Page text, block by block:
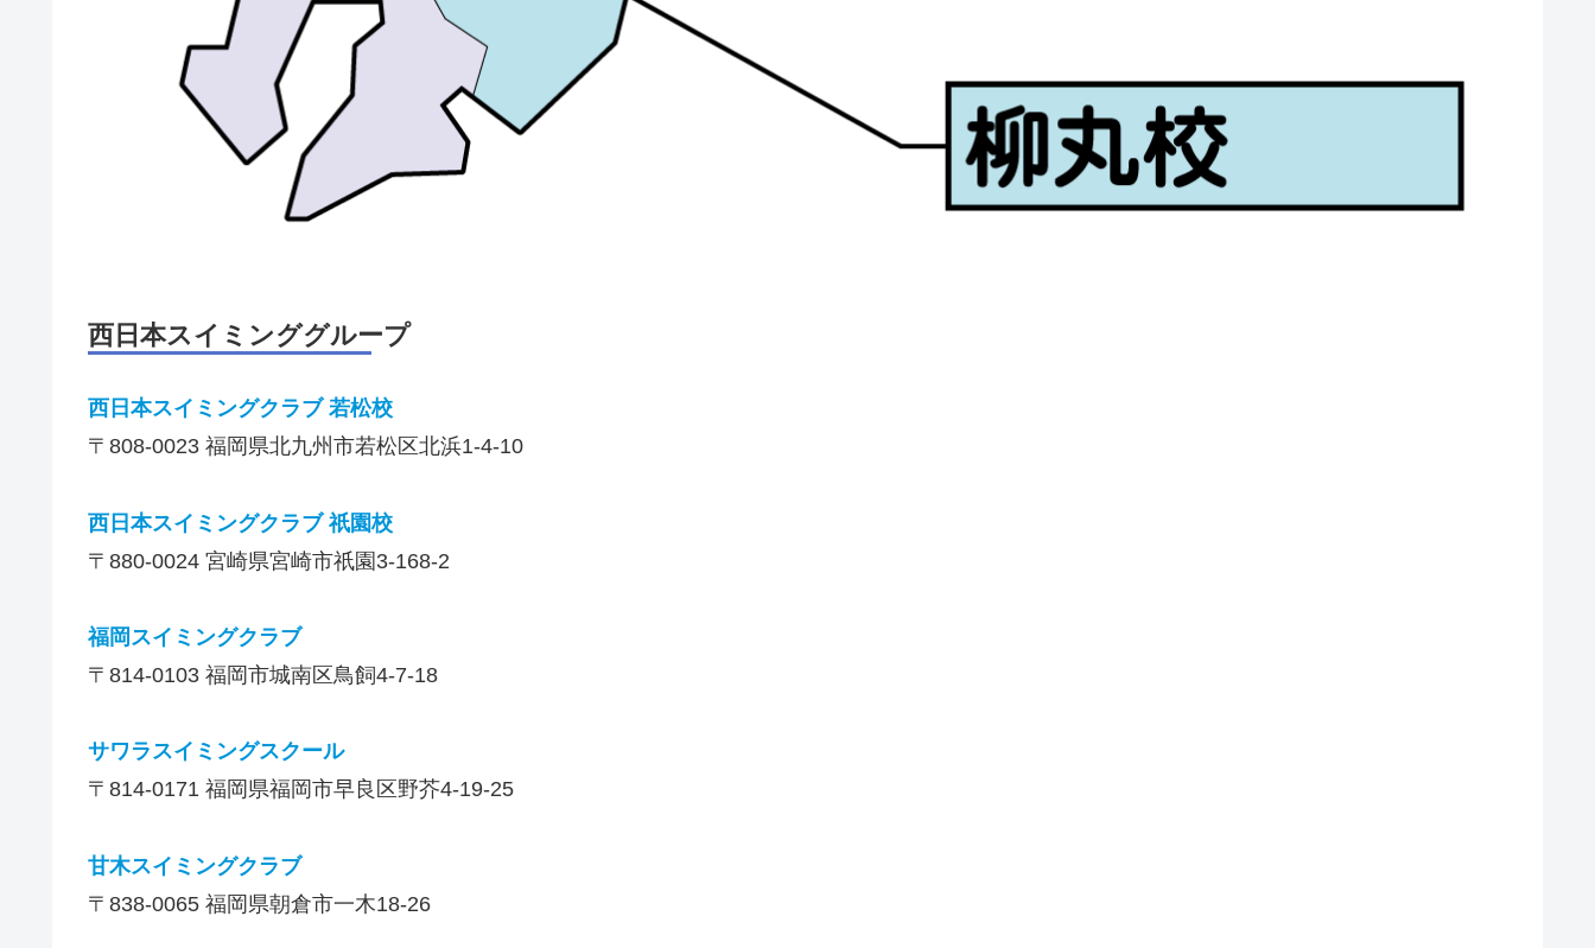
西日本スイミンググループ
西日本スイミングクラブ 若松校
〒808-0023 福岡県北九州市若松区北浜1-4-10
西日本スイミングクラブ 祇園校
〒880-0024 宮崎県宮崎市祇園3-168-2
福岡スイミングクラブ
〒814-0103 福岡市城南区鳥飼4-7-18
サワラスイミングスクール
〒814-0171 福岡県福岡市早良区野芥4-19-25
甘木スイミングクラブ
〒838-0065 福岡県朝倉市一木18-26